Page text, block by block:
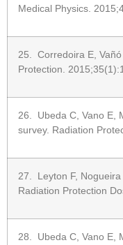
Medical Physics.
25. Corredoira E,
Protection.
26. Ubeda C, Vano E,
survey. Radiation
27. Leyton F,
Radiation Protection
28. Ubeda C, Vano E,